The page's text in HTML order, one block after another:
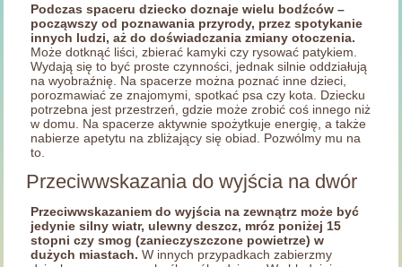
Podczas spaceru dziecko doznaje wielu bodźców –
począwszy od poznawania przyrody, przez spotykanie
innych ludzi, aż do doświadczania zmiany otoczenia.
Może dotknąć liści, zbierać kamyki czy rysować patykiem.
Wydają się to być proste czynności, jednak silnie oddziałują
na wyobraźnię. Na spacerze można poznać inne dzieci,
porozmawiać ze znajomymi, spotkać psa czy kota. Dziecku
potrzebna jest przestrzeń, gdzie może zrobić coś innego niż
w domu. Na spacerze aktywnie spożytkuje energię, a także
nabierze apetytu na zbliżający się obiad. Pozwólmy mu na
to.
Przeciwwskazania do wyjścia na dwór
Przeciwwskazaniem do wyjścia na zewnątrz może być
jedynie silny wiatr, ulewny deszcz, mróz poniżej 15
stopni czy smog (zanieczyszczone powietrze) w
dużych miastach. W innych przypadkach zabierzmy